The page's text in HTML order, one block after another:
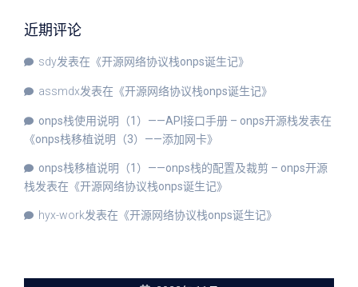
近期评论
sdy发表在《开源网络协议栈onps诞生记》
assmdx发表在《开源网络协议栈onps诞生记》
onps栈使用说明（1）——API接口手册 – onps开源栈发表在
《onps栈移植说明（3）——添加网卡》
onps栈移植说明（1）——onps栈的配置及裁剪 – onps开源
栈发表在《开源网络协议栈onps诞生记》
hyx-work发表在《开源网络协议栈onps诞生记》